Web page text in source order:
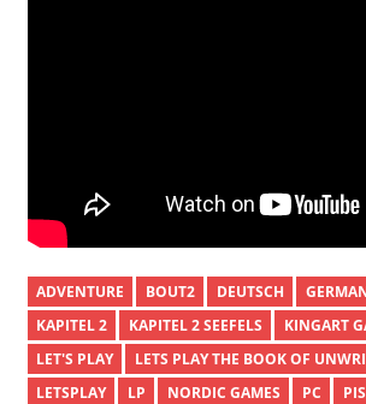
ADVENTURE BOUT2 DEUTSCH
KAPITEL 2
KAPITEL 2 SEEFELS KINGART
LET'S PLAY
LETS PLAY THE BOOK OF
LETSPLAY
LP NORDIC GAMES PC